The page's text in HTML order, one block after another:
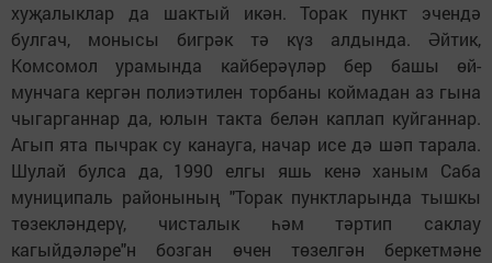
хуҗалыклар да шактый икән. Торак пункт эчендә
булгач, монысы бигрәк тә күз алдында. Әйтик,
Комсомол урамында кайберәүләр бер башы өй-
мунчага кергән полиэтилен торбаны коймадан аз гына
чыгарганнар да, юлын такта белән каплап куйганнар.
Агып ята пычрак су канауга, начар исе дә шәп тарала.
Шулай булса да, 1990 елгы яшь кенә ханым Саба
муниципаль районының "Торак пунктларында тышкы
төзекләндерү, чисталык һәм тәртип саклау
кагыйдәләре"н бозган өчен төзелгән беркетмәне